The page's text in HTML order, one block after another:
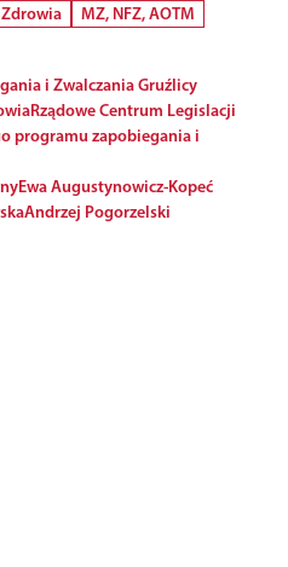
MZ, NFZ, AOTM
i Zwalczania Gruźlicy
Rządowe Centrum Legislacji
programu zapobiegania i
Ewa Augustynowicz-Kopeć
Andrzej Pogorzelski